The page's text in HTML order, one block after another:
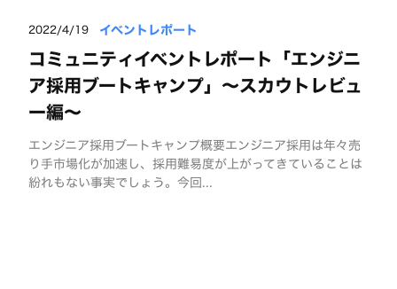
2022/4/19 イベントレポート
コミュニティイベントレポート「エンジニ
ア採用ブートキャンプ」〜スカウトレビュ
ー編〜
エンジニア採用ブートキャンプ概要エンジニア採用は年々売
り手市場化が加速し、採用難易度が上がってきていることは
紛れもない事実でしょう。今回...